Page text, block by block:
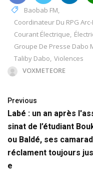
Baobab FM,
Coordinateur Du RPG
Courant Électrique,
Groupe De Presse Dabo
Taliby Dabo, Violences
VOXMETEORE
Previous
Labé : un an après
sinat de l’étudiant
ou Baldé, ses
réclament toujours
e